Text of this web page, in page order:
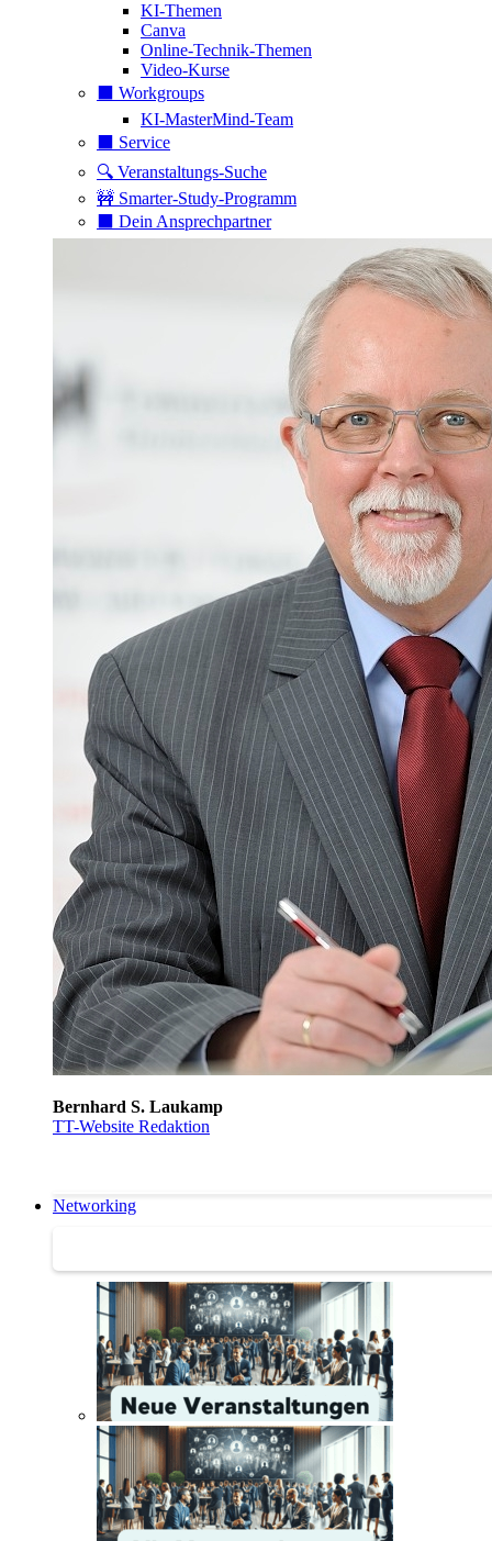
KI-Themen
Canva
Online-Technik-Themen
Video-Kurse
⬛️ Workgroups
KI-MasterMind-Team
⬛️ Service
🔍 Veranstaltungs-Suche
🚧 Smarter-Study-Programm
⬛️ Dein Ansprechpartner
Bernhard S. Laukamp
TT-Website Redaktion
Networking